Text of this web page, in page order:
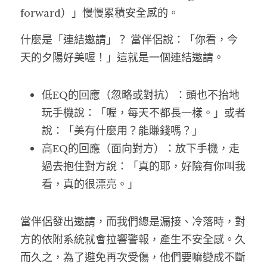
forward）」慢慢累積安全感的。
什麼是「連結邀請」？ 當伴侶說：「你看，今
天的夕陽好美喔！」這就是一個連結邀請。
低EQ的回應（忽略或對抗）：頭也不抬地
玩手機說：「喔，每天不都長一樣。」或者
說：「美有什麼用？能賺錢嗎？」
高EQ的回應（面向對方）：放下手機，走
過去抱住對方說：「真的耶，好險有你叫我
看，真的很漂亮。」
當伴侶發出邀請，而我們總是漏接、冷落時，對
方的依附系統就會拉響警報，產生不安全感。久
而久之，為了避免再次受傷，他們要嘛變成不斷